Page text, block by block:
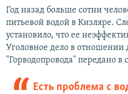
Год назад больше сотни
питьевой водой в Кизляре.
установило, что ее
Уголовное дело в отношении
"Горводопровода" передано в
Есть проблема с